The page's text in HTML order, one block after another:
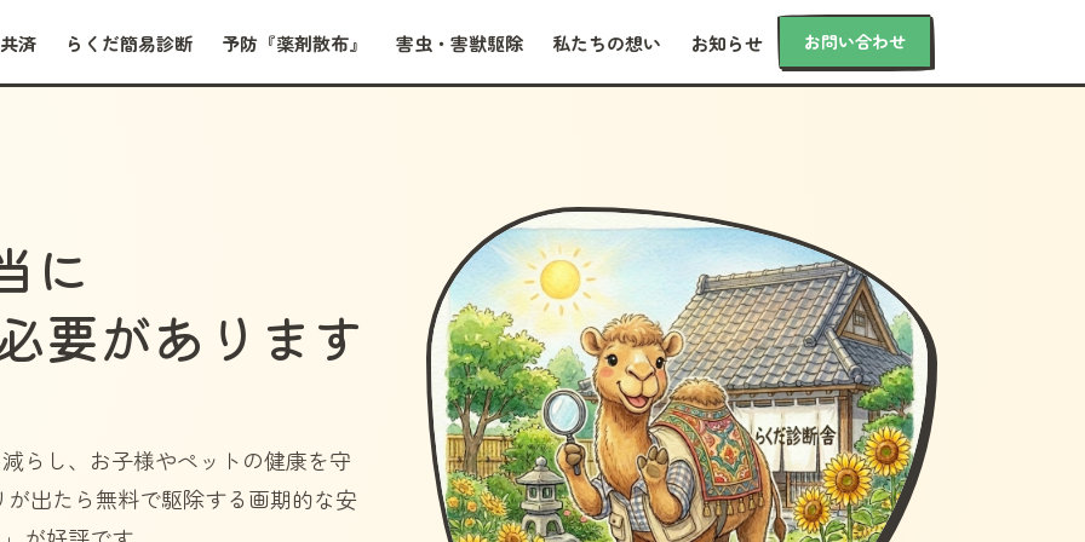
済 らくだ簡易診断 予防『薬剤散布』 害虫・害獣駆除 私たちの想い お知らせ お問い合わせ
に
要があります
らし、お子様やペットの健康を守
出たら無料で駆除する画期的な安